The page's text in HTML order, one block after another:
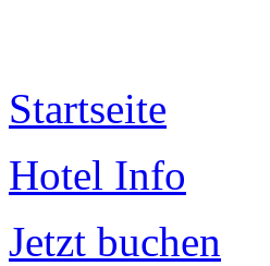
Startseite
Hotel Info
Jetzt buchen